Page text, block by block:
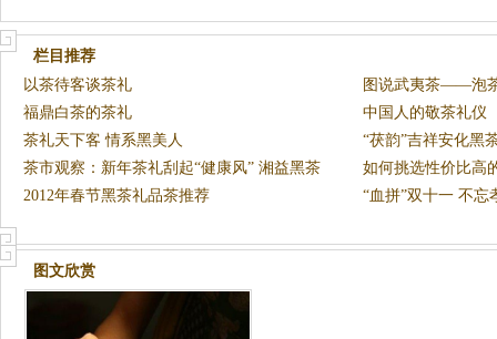
栏目推荐
以茶待客谈茶礼
图说武夷茶——泡
福鼎白茶的茶礼
中国人的敬茶礼仪
茶礼天下客 情系黑美人
“茯韵”吉祥安化黑
茶市观察：新年茶礼刮起“健康风” 湘益黑茶
受
如何挑选性价比高
2012年春节黑茶礼品茶推荐
“血拼”双十一 不忘
图文欣赏